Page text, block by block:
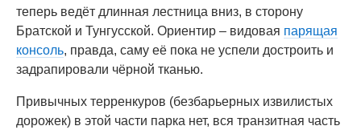
теперь ведёт длинная лестница вниз, в сторону
Братской и Тунгусской. Ориентир – видовая парящая
консоль, правда, саму её пока не успели достроить и
задрапировали чёрной тканью.
Привычных терренкуров (безбарьерных извилистых
дорожек) в этой части парка нет, вся транзитная часть